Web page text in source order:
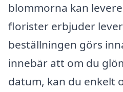
blommorna kan
florister erbjuder
beställningen görs
innebär att om du
datum, kan du enkelt